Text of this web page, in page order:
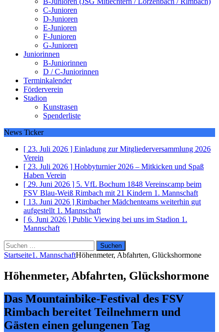
C-Junioren
D-Junioren
E-Junioren
F-Junioren
G-Junioren
Juniorinnen
B-Juniorinnen
D / C-Juniorinnen
Terminkalender
Förderverein
Stadion
Kunstrasen
Spenderliste
News Ticker
[ 23. Juli 2026 ] Einladung zur Mitgliederversammlung 2026
Verein
[ 23. Juli 2026 ] Hobbyturnier 2026 – Mitkicken und Spaß
Haben Verein
[ 29. Juni 2026 ] 5. VfL Bochum 1848 Vereinscamp beim
FSV Blau-Weiß Rimbach mit 21 Kindern 1. Mannschaft
[ 13. Juni 2026 ] Rimbacher Mädchenteams weiterhin gut
aufgestellt 1. Mannschaft
[ 6. Juni 2026 ] Public Viewing bei uns im Stadion 1.
Mannschaft
Suchen
nach:
Startseite1. MannschaftHöhenmeter, Abfahrten, Glückshormone
Höhenmeter, Abfahrten, Glückshormone
Das Mountainbike-Festival des FSV
Rimbach bereitet Teilnehmern und
Gästen einen gelungenen Tag